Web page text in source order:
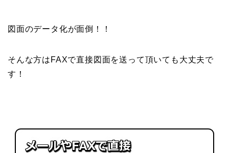
図面のデータ化が面倒！！
そんな方はFAXで直接図面を送って頂いても大丈夫で
す！